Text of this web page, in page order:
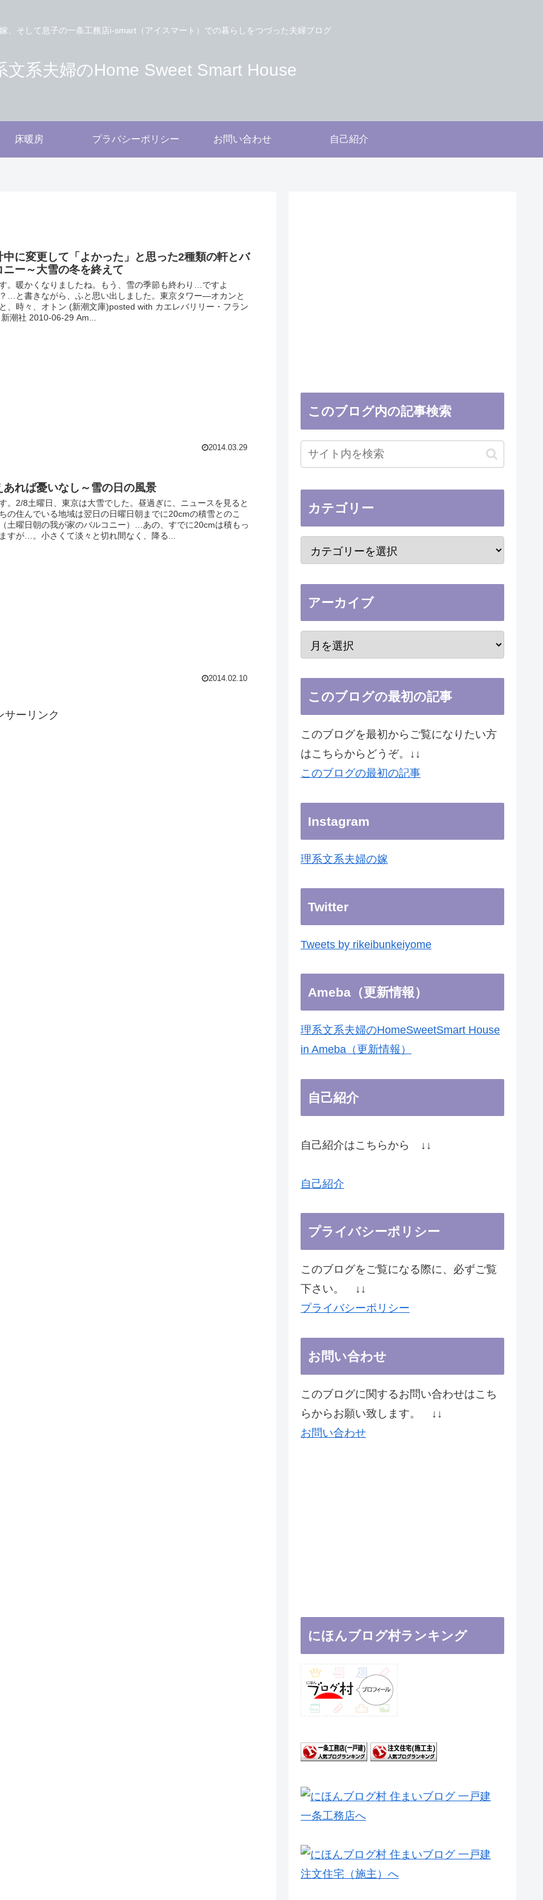
、そして息子の一条工務店i-smart（アイスマート）での暮らしをつづった夫婦ブログ
文系夫婦のHome Sweet Smart House
床暖房 プラバシーポリシー お問い合わせ 自己紹介
中に変更して「よかった」と思った2種類の軒とバ
ニー～大雪の冬を終えて
。暖かくなりましたね。もう、雪の季節も終わり…ですよ
…と書きながら、ふと思い出しました。東京タワー―オカンと
、時々、オトン (新潮文庫)posted with カエレバリリー・フラン
潮社 2010-06-29 Am...
2014.03.29
あれば憂いなし～雪の日の風景
。2/8土曜日、東京は大雪でした。昼過ぎに、ニュースを見ると
の住んでいる地域は翌日の日曜日朝までに20cmの積雪とのこ
土曜日朝の我が家のバルコニー）…あの、すでに20cmは積もっ
すが…。小さくて淡々と切れ間なく、降る...
2014.02.10
サーリンク
このブログ内の記事検索
カテゴリー
アーカイブ
このブログの最初の記事
このブログを最初からご覧になりたい方
はこちらからどうぞ。↓↓
このブログの最初の記事
Instagram
理系文系夫婦の嫁
Twitter
Tweets by rikeibunkeiyome
Ameba（更新情報）
理系文系夫婦のHomeSweetSmart House
in Ameba（更新情報）
自己紹介
自己紹介はこちらから ↓↓
自己紹介
プライバシーポリシー
このブログをご覧になる際に、必ずご覧
下さい。 ↓↓
プライバシーポリシー
お問い合わせ
このブログに関するお問い合わせはこち
らからお願い致します。 ↓↓
お問い合わせ
にほんブログ村ランキング